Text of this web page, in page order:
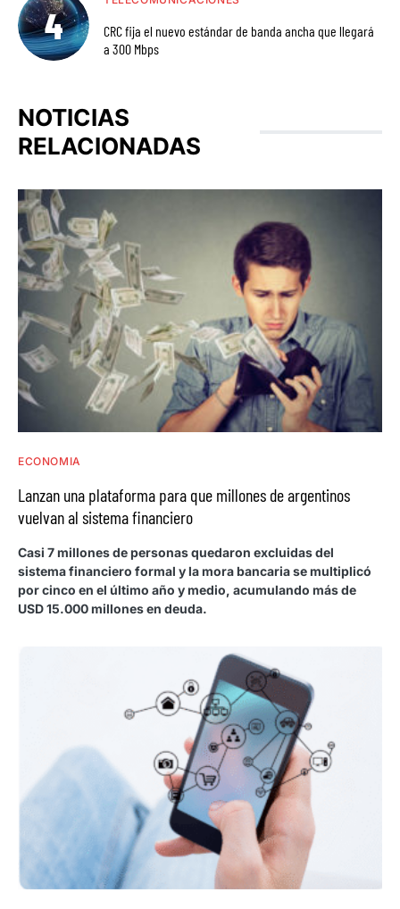
CRC fija el nuevo estándar de banda ancha que llegará
a 300 Mbps
NOTICIAS
RELACIONADAS
ECONOMIA
Lanzan una plataforma para que millones de argentinos
vuelvan al sistema financiero
Casi 7 millones de personas quedaron excluidas del
sistema financiero formal y la mora bancaria se multiplicó
por cinco en el último año y medio, acumulando más de
USD 15.000 millones en deuda.